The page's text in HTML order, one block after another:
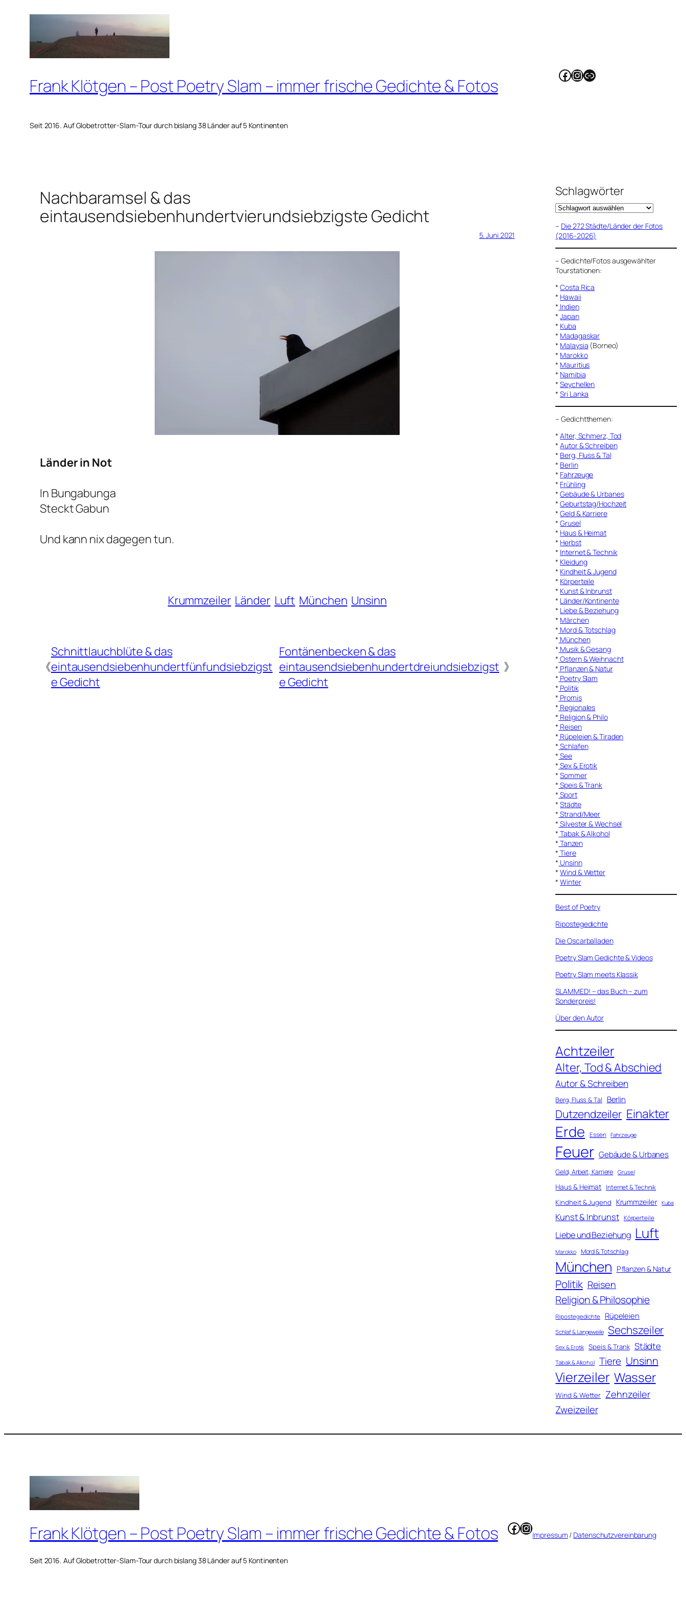
springen
Frank Klötgen – Post Poetry Slam – immer frische Gedichte & Fotos
Seit 2016. Auf Globetrotter-Slam-Tour durch bislang 38 Länder auf 5 Kontinenten
Facebook
Instagram
Link
Nachbaramsel & das
eintausendsiebenhundertvierundsiebzigste Gedicht
5. Juni 2021
Länder in Not
In Bungabunga
Steckt Gabun
Und kann nix dagegen tun.
Krummzeiler Länder Luft München Unsinn
《
Schnittlauchblüte & das
eintausendsiebenhundertfünfundsiebzigst
e Gedicht
Fontänenbecken & das
eintausendsiebenhundertdreiundsiebzigst
e Gedicht
》
Schlagwörter
– Die 272 Städte/Länder der Fotos
(2016-2026)
–Gedichte/Fotos ausgewählter
Tourstationen:
*Costa Rica
* Hawaii
* Indien
*Japan
* Kuba
* Madagaskar
* Malaysia (Borneo)
* Marokko
* Mauritius
* Namibia
*Seychellen
*Sri Lanka
–Gedichtthemen:
*Alter, Schmerz, Tod
*Autor & Schreiben
* Berg, Fluss & Tal
* Berlin
* Fahrzeuge
* Frühling
*Gebäude & Urbanes
*Geburtstag/Hochzeit
*Geld & Karriere
*Grusel
* Haus & Heimat
* Herbst
* Internet & Technik
* Kleidung
* Kindheit & Jugend
* Körperteile
* Kunst & Inbrunst
* Länder/Kontinente
* Liebe & Beziehung
* Märchen
* Mord & Totschlag
* München
* Musik & Gesang
* Ostern & Weihnacht
* Pflanzen & Natur
* Poetry Slam
* Politik
* Promis
* Regionales
* Religion & Philo
* Reisen
* Rüpeleien & Tiraden
* Schlafen
* See
* Sex & Erotik
*Sommer
* Speis & Trank
* Sport
*Städte
* Strand/Meer
* Silvester & Wechsel
* Tabak & Alkohol
* Tanzen
* Tiere
* Unsinn
*Wind & Wetter
*Winter
Best of Poetry
Ripostegedichte
Die Oscarballaden
Poetry Slam Gedichte & Videos
Poetry Slam meets Klassik
SLAMMED! – das Buch – zum
Sonderpreis!
Über den Autor
Achtzeiler
Alter, Tod & Abschied
Autor & Schreiben
Berg, Fluss & Tal Berlin
Dutzendzeiler Einakter
Erde Essen Fahrzeuge
Feuer Gebäude & Urbanes
Geld, Arbeit, Karriere Grusel
Haus & Heimat Internet & Technik
Kindheit & Jugend Krummzeiler Kuba
Kunst & Inbrunst Körperteile
Liebe und Beziehung Luft
Marokko Mord & Totschlag
München Pflanzen & Natur
Politik Reisen
Religion & Philosophie
Ripostegedichte Rüpeleien
Schlaf & Langeweile Sechszeiler
Sex & Erotik Speis & Trank Städte
Tabak & Alkohol Tiere Unsinn
Vierzeiler Wasser
Wind & Wetter Zehnzeiler
Zweizeiler
Frank Klötgen – Post Poetry Slam – immer frische Gedichte & Fotos
Seit 2016. Auf Globetrotter-Slam-Tour durch bislang 38 Länder auf 5 Kontinenten
Facebook
Instagram
Impressum / Datenschutzvereinbarung